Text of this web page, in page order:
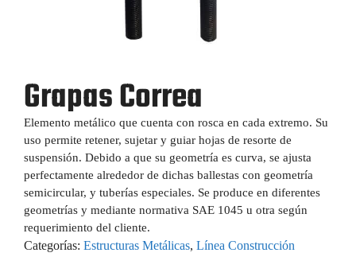
Grapas Correa
Elemento metálico que cuenta con rosca en cada extremo. Su
uso permite retener, sujetar y guiar hojas de resorte de
suspensión. Debido a que su geometría es curva, se ajusta
perfectamente alrededor de dichas ballestas con geometría
semicircular, y tuberías especiales. Se produce en diferentes
geometrías y mediante normativa SAE 1045 u otra según
requerimiento del cliente.
Categorías: Estructuras Metálicas, Línea Construcción